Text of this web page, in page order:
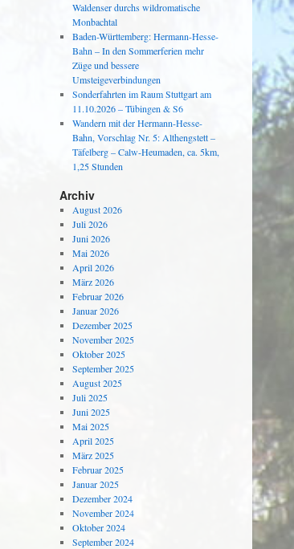
Waldenser durchs wildromatische
Monbachtal
Baden-Württemberg: Hermann-Hesse-
Bahn – In den Sommerferien mehr
Züge und bessere
Umsteigeverbindungen
Sonderfahrten im Raum Stuttgart am
11.10.2026 – Tübingen & S6
Wandern mit der Hermann-Hesse-
Bahn, Vorschlag Nr. 5: Althengstett –
Täfelberg – Calw-Heumaden, ca. 5km,
1,25 Stunden
Archiv
August 2026
Juli 2026
Juni 2026
Mai 2026
April 2026
März 2026
Februar 2026
Januar 2026
Dezember 2025
November 2025
Oktober 2025
September 2025
August 2025
Juli 2025
Juni 2025
Mai 2025
April 2025
März 2025
Februar 2025
Januar 2025
Dezember 2024
November 2024
Oktober 2024
September 2024